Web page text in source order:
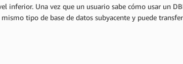
inferior. Una vez que un usuario sabe cómo usar un
tipo de base de datos subyacente y puede